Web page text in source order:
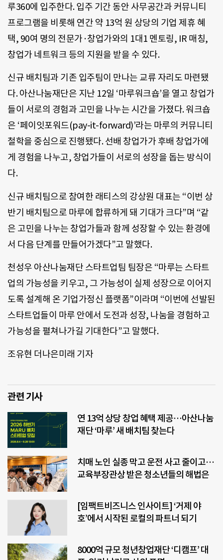
루360에 입주한다. 입주 기간 동안 사무공간과 커뮤니티
프로그램을 비롯해 연간 약 13억 원 상당의 기업 제휴 혜
택, 90여 명의 전문가·창업가와의 1대1 멘토링, IR 매칭,
창업가 네트워크 등의 지원을 받을 수 있다.
신규 배치팀과 기존 입주팀이 만나는 교류 자리도 마련됐
다. 아산나눔재단은 지난 12일 ‘마루워크숍’을 열고 창업가
들이 서로의 경험과 고민을 나누는 시간을 가졌다. 워크숍
은 ‘페이잇포워드(pay-it-forward)’라는 마루의 커뮤니티
철학을 중심으로 진행됐다. 선배 창업가가 후배 창업가에
게 경험을 나누고, 창업가들이 서로의 성장을 돕는 방식이
다.
신규 배치팀으로 참여한 래티스의 강상원 대표는 “이번 상
반기 배치팀으로 마루에 합류하게 돼 기대가 크다”며 “같
은 고민을 나누는 창업가들과 함께 성장할 수 있는 환경에
서 다음 단계를 만들어가겠다”고 말했다.
천성우 아산나눔재단 스타트업팀 팀장은 “마루는 스타트
업의 가능성을 키우고, 그 가능성이 실제 성장으로 이어지
도록 설계해 온 기업가정신 플랫폼”이라며 “이번에 선발된
스타트업들이 마루 안에서 도전과 성장, 나눔을 경험하고
가능성을 펼쳐나가길 기대한다”고 말했다.
조유현 더나은미래 기자
관련 기사
연 13억 상당 창업 혜택 제공…아산나눔
재단 ‘마루’ 새 배치팀 찾는다
치매 노인 실종 막고 운전 사고 줄이고…
교육부장관상 받은 청소년들의 해법은
[임팩트비즈니스 인사이트] ‘거제 야
호’에서 시작된 로컬의 파트너 되기
8000억 규모 청년창업재단 ‘디캠프’ 대